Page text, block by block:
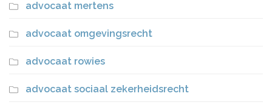
advocaat mertens
advocaat omgevingsrecht
advocaat rowies
advocaat sociaal zekerheidsrecht